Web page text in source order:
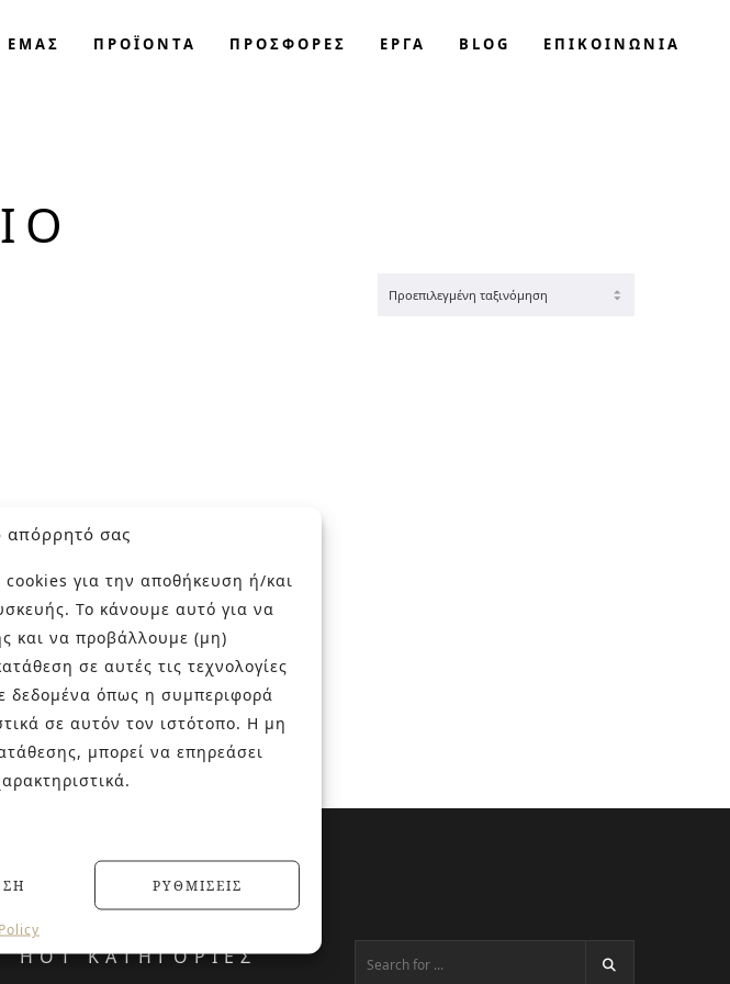
απόρρητό σας
για την αποθήκευση ή/και
Το κάνουμε αυτό για να
και να προβάλλουμε (μη)
σε αυτές τις τεχνολογίες
δεδομένα όπως η συμπεριφορά
σε αυτόν τον ιστότοπο. Η μη
μπορεί να επηρεάσει
ΡΥΘΜΊΣΕΙΣ
ΕΜΑΣ ΠΡΟΪΟΝΤΑ ΠΡΟΣΦΟΡΈΣ ΕΡΓΑ BLOG ΕΠΙΚΟΙΝΩΝΊΑ
HOT ΚΑΤΗΓΟΡΙΕΣ